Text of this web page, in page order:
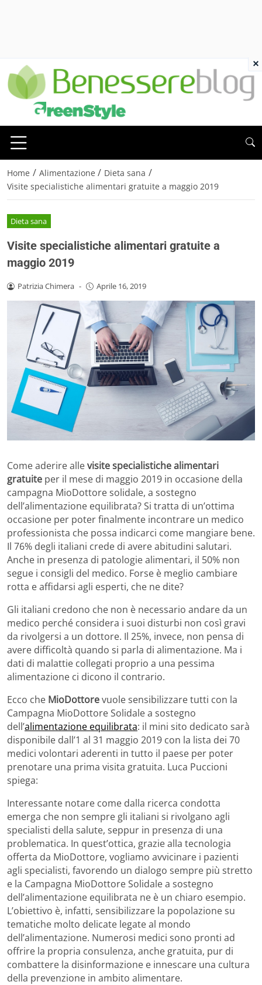
Home / Alimentazione / Dieta sana /
Visite specialistiche alimentari gratuite a maggio 2019
Dieta sana
Visite specialistiche alimentari gratuite a
maggio 2019
Patrizia Chimera - Aprile 16, 2019
Come aderire allevisite specialistiche alimentari
gratuite per il mese di maggio 2019 in occasione della
campagna MioDottore solidale, a sostegno
dell’alimentazione equilibrata? Si tratta di un’ottima
occasione per poter finalmente incontrare un medico
professionista che possa indicarci come mangiare bene.
Il 76% degli italiani crede di avere abitudini salutari.
Anche in presenza di patologie alimentari, il 50% non
segue i consigli del medico. Forse è meglio cambiare
rotta e affidarsi agli esperti, che ne dite?
Gli italiani credono che non è necessario andare da un
medico perché considera i suoi disturbi non così gravi
da rivolgersi a un dottore. Il 25%, invece, non pensa di
avere difficoltà quando si parla di alimentazione. Ma i
dati di malattie collegati proprio a una pessima
alimentazione ci dicono il contrario.
Ecco che MioDottorevuole sensibilizzare tutti con la
Campagna MioDottore Solidale a sostegno
dell’alimentazione equilibrata: il mini sito dedicato sarà
disponibile dall’1 al 31 maggio 2019 con la lista dei 70
medici volontari aderenti in tutto il paese per poter
prenotare una prima visita gratuita. Luca Puccioni
spiega:
Interessante notare come dalla ricerca condotta
emerga che non sempre gli italiani si rivolgano agli
specialisti della salute, seppur in presenza di una
problematica. In quest’ottica, grazie alla tecnologia
offerta da MioDottore, vogliamo avvicinare i pazienti
agli specialisti, favorendo un dialogo sempre più stretto
e la Campagna MioDottore Solidale a sostegno
dell’alimentazione equilibrata ne è un chiaro esempio.
L’obiettivo è, infatti, sensibilizzare la popolazione su
tematiche molto delicate legate al mondo
dell’alimentazione. Numerosi medici sono pronti ad
offrire la propria consulenza, anche gratuita, pur di
combattere la disinformazione e innescare una cultura
della prevenzione in ambito alimentare.
×